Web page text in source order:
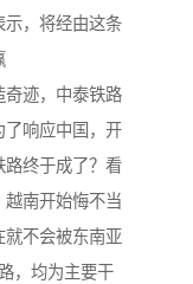
示，将经由这条
奇迹，中泰铁路
了响应中国，开
路终于成了？看
南开始悔不当
不会被东南亚
，均为主要干